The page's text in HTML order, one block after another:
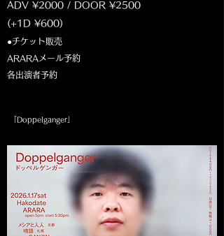
ADV ¥2000 / DOOR ¥2500
(+1D ¥600)
●チケット販売
ARARAメール予約
各出演者予約
「Doppelganger」